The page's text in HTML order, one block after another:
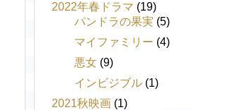
2022年春ドラマ (19)
パンドラの果実 (5)
マイファミリー (4)
悪女 (9)
インビジブル (1)
2021秋映画 (1)